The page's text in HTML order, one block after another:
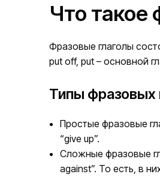
Что такое
Фразовые глаголы
put off, put – основной
Типы фразовых
Простые фразовые
“give up”.
Сложные фразовые
against”. То есть, в